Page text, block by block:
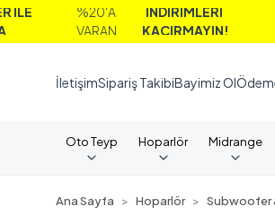
%20'A
İNDİRİMLERİ
KAÇIRMAYIN!
İletişimSipariş TakibiBayimiz Ol
Oto Teyp Hoparlör Midrange
Ana Sayfa Hoparlör Subwoofer